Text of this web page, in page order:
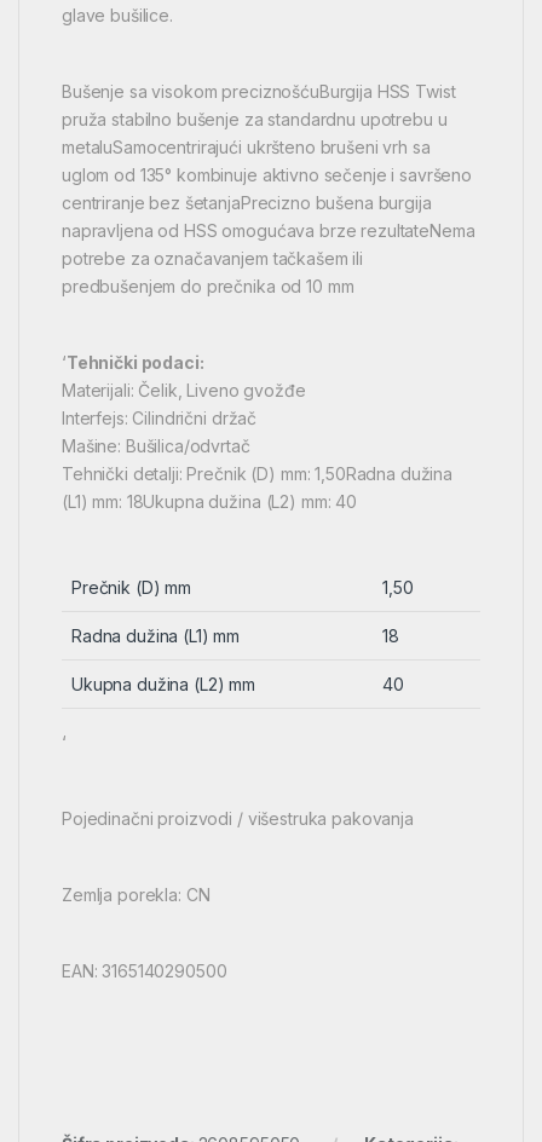
glave bušilice.
Bušenje sa visokom preciznošćuBurgija HSS Twist
pruža stabilno bušenje za standardnu upotrebu u
metaluSamocentrirajući ukršteno brušeni vrh sa
uglom od 135° kombinuje aktivno sečenje i savršeno
centriranje bez šetanjaPrecizno bušena burgija
napravljena od HSS omogućava brze rezultateNema
potrebe za označavanjem tačkašem ili
predbušenjem do prečnika od 10 mm
‘Tehnički podaci:
Materijali: Čelik, Liveno gvožđe
Interfejs: Cilindrični držač
Mašine: Bušilica/odvrtač
Tehnički detalji: Prečnik (D) mm: 1,50Radna dužina
(L1) mm: 18Ukupna dužina (L2) mm: 40
Prečnik (D) mm 1,50
Radna dužina (L1) mm 18
Ukupna dužina (L2) mm 40
‘
Pojedinačni proizvodi / višestruka pakovanja
Zemlja porekla: CN
EAN: 3165140290500